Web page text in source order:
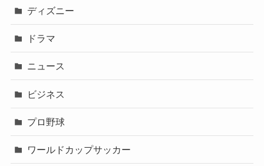
ディズニー
ドラマ
ニュース
ビジネス
プロ野球
ワールドカップサッカー